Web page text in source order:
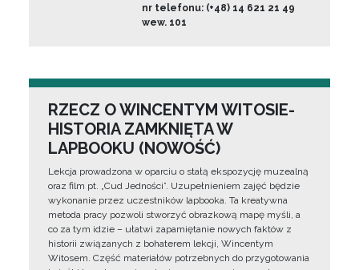
nr telefonu: (+48) 14 621 21 49
wew. 101
RZECZ O WINCENTYM WITOSIE-
HISTORIA ZAMKNIĘTA W
LAPBOOKU (NOWOŚĆ)
Lekcja prowadzona w oparciu o stałą ekspozycję muzealną
oraz film pt. „Cud Jedności”. Uzupełnieniem zajęć będzie
wykonanie przez uczestników lapbooka. Ta kreatywna
metoda pracy pozwoli stworzyć obrazkową mapę myśli, a
co za tym idzie – ułatwi zapamiętanie nowych faktów z
historii związanych z bohaterem lekcji, Wincentym
Witosem. Część materiałów potrzebnych do przygotowania